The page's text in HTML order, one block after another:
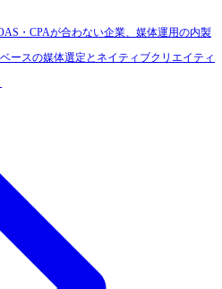
・CPAが合わない企業、媒体運用の内製
ースの媒体選定とネイティブクリエイティ